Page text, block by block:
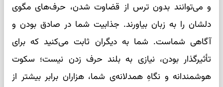
و می‌توانند بدون ترس از قضاوت شدن، حرف‌های مگوی
دلشان را به زبان بیاورند. جذابیت شما در صادق بودن و
آگاهی شماست. شما به دیگران ثابت می‌کنید که برای
تأثیرگذار بودن، نیازی به بلند حرف زدن نیست؛ سکوت
هوشمندانه و نگاهِ همدلانه‌ی شما، هزاران برابر بیشتر از